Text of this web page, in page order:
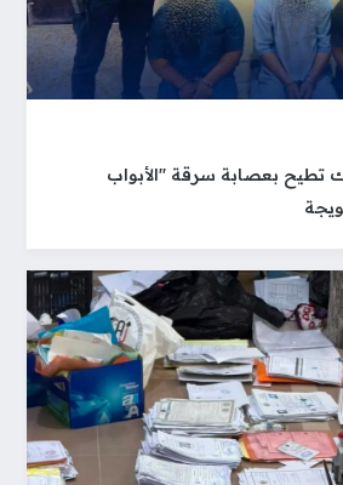
تطيح بعصابة سرقة "الأبواب